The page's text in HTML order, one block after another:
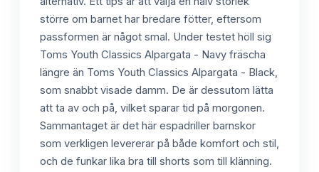
större om barnet har bredare fötter, eftersom
passformen är något smal. Under testet höll sig
Toms Youth Classics Alpargata - Navy fräscha
längre än Toms Youth Classics Alpargata - Black,
som snabbt visade damm. De är dessutom lätta
att ta av och på, vilket sparar tid på morgonen.
Sammantaget är det här espadriller barnskor
som verkligen levererar på både komfort och stil,
och de funkar lika bra till shorts som till klänning.